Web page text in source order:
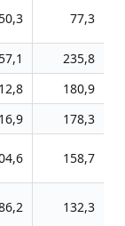
50,3 77,3
235,8
180,9
178,3
158,7
132,3